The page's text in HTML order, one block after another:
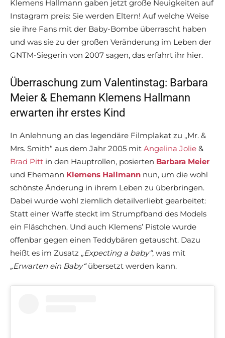
Klemens Hallmann gaben jetzt große Neuigkeiten auf
Instagram preis: Sie werden Eltern! Auf welche Weise
sie ihre Fans mit der Baby-Bombe überrascht haben
und was sie zu der großen Veränderung im Leben der
GNTM-Siegerin von 2007 sagen, das erfahrt ihr hier.
Überraschung zum Valentinstag: Barbara
Meier & Ehemann Klemens Hallmann
erwarten ihr erstes Kind
In Anlehnung an das legendäre Filmplakat zu „Mr. &
Mrs. Smith“ aus dem Jahr 2005 mit Angelina Jolie &
Brad Pitt in den Hauptrollen, posierten Barbara Meier
und Ehemann Klemens Hallmann nun, um die wohl
schönste Änderung in ihrem Leben zu überbringen.
Dabei wurde wohl ziemlich detailverliebt gearbeitet:
Statt einer Waffe steckt im Strumpfband des Models
ein Fläschchen. Und auch Klemens’ Pistole wurde
offenbar gegen einen Teddybären getauscht. Dazu
heißt es im Zusatz „Expecting a baby“, was mit
„Erwarten ein Baby“übersetzt werden kann.